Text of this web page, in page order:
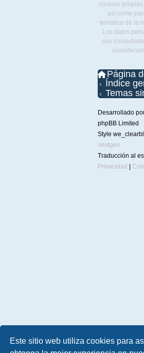
Este sitio web utiliza cookies para
cookies
así como
temática de la
Los datos
son
Página
Índice
Temas
Desarrollado
phpBB Limited
Style
nextgen
Traducción al
Privacidad